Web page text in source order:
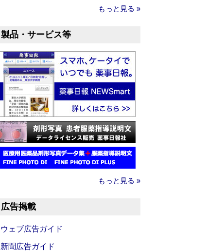
もっと見る »
製品・サービス等
もっと見る »
広告掲載
ウェブ広告ガイド
新聞広告ガイド